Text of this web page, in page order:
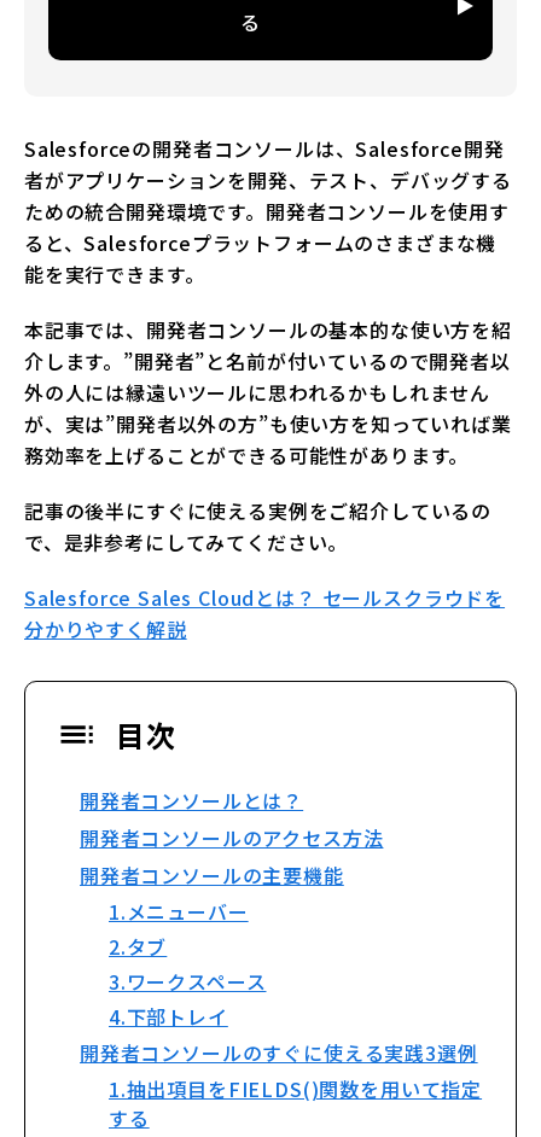
る
Salesforceの開発者コンソールは、Salesforce開発
者がアプリケーションを開発、テスト、デバッグする
ための統合開発環境です。開発者コンソールを使用す
ると、Salesforceプラットフォームのさまざまな機
能を実行できます。
本記事では、開発者コンソールの基本的な使い方を紹
介します。”開発者”と名前が付いているので開発者以
外の人には縁遠いツールに思われるかもしれません
が、実は”開発者以外の方”も使い方を知っていれば業
務効率を上げることができる可能性があります。
記事の後半にすぐに使える実例をご紹介しているの
で、是非参考にしてみてください。
Salesforce Sales Cloudとは？ セールスクラウドを
分かりやすく解説
目次
開発者コンソールとは？
開発者コンソールのアクセス方法
開発者コンソールの主要機能
1.メニューバー
2.タブ
3.ワークスペース
4.下部トレイ
開発者コンソールのすぐに使える実践3選例
1.抽出項目をFIELDS()関数を用いて指定
する